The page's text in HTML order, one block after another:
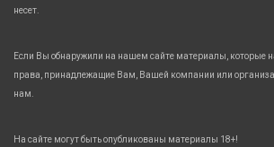
несет.
Если Вы обнаружили на нашем сайте материалы, которые
права, принадлежащие Вам, Вашей компании или
нам.
На сайте могут быть опубликованы материалы 18+!